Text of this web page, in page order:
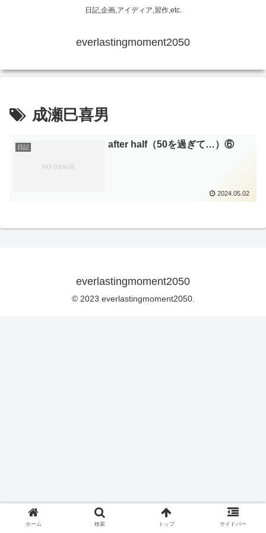
日記,企画,アイディア,習作,etc.
everlastingmoment2050
成瀬巳喜男
日記 after half（50を過ぎて…）⑥
2024.05.02
everlastingmoment2050
© 2023 everlastingmoment2050.
ホーム 検索 トップ サイドバー